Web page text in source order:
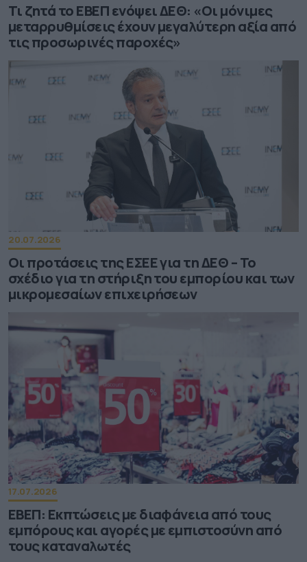
Τι ζητά το ΕΒΕΠ ενόψει ΔΕΘ: «Οι μόνιμες
μεταρρυθμίσεις έχουν μεγαλύτερη αξία από
τις προσωρινές παροχές»
20.07.2026
Οι προτάσεις της ΕΣΕΕ για τη ΔΕΘ – Το
σχέδιο για τη στήριξη του εμπορίου και των
μικρομεσαίων επιχειρήσεων
17.07.2026
ΕΒΕΠ: Εκπτώσεις με διαφάνεια από τους
εμπόρους και αγορές με εμπιστοσύνη από
τους καταναλωτές